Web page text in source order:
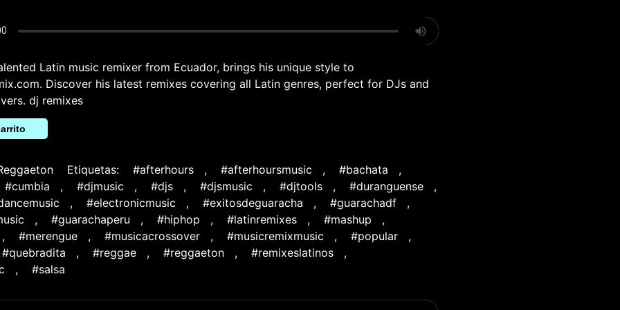
Latin music remixer from Ecuador, brings his unique style to
Discover his latest remixes covering all Latin genres, perfect for DJs and
dj remixes
Etiquetas: #afterhours , #afterhoursmusic , #bachata
,
#cumbia , #djmusic , #djs , #djsmusic , #djtools , #duranguense
,
, #electronicmusic , #exitosdeguaracha , #guarachadf
,
, #guarachaperu , #hiphop , #latinremixes , #mashup
,
, #merengue , #musicacrossover , #musicremixmusic , #popular
,
#quebradita , #reggae , #reggaeton , #remixeslatinos
,
, #salsa